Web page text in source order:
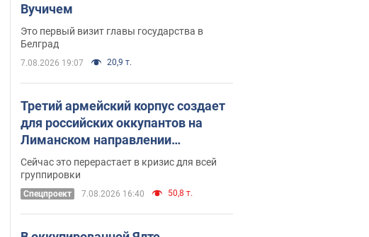
Вучичем
Это первый визит главы государства в
Белград
7.08.2026 19:07 20,9 т.
Третий армейский корпус создает
для российских оккупантов на
Лиманском направлении
критический дискомфорт: как это
удалось
Сейчас это перерастает в кризис для всей
группировки
Спецпроект 7.08.2026 16:40 50,8 т.